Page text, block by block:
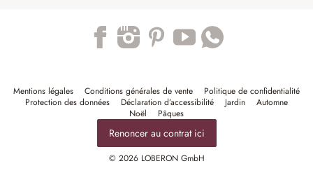
Mentions légales Conditions générales de vente
Politique de confidentialité
Protection des données
Déclaration d’accessibilité Jardin
Automne
Noël
Pâques
Renoncer au contrat ici
© 2026 LOBERON GmbH